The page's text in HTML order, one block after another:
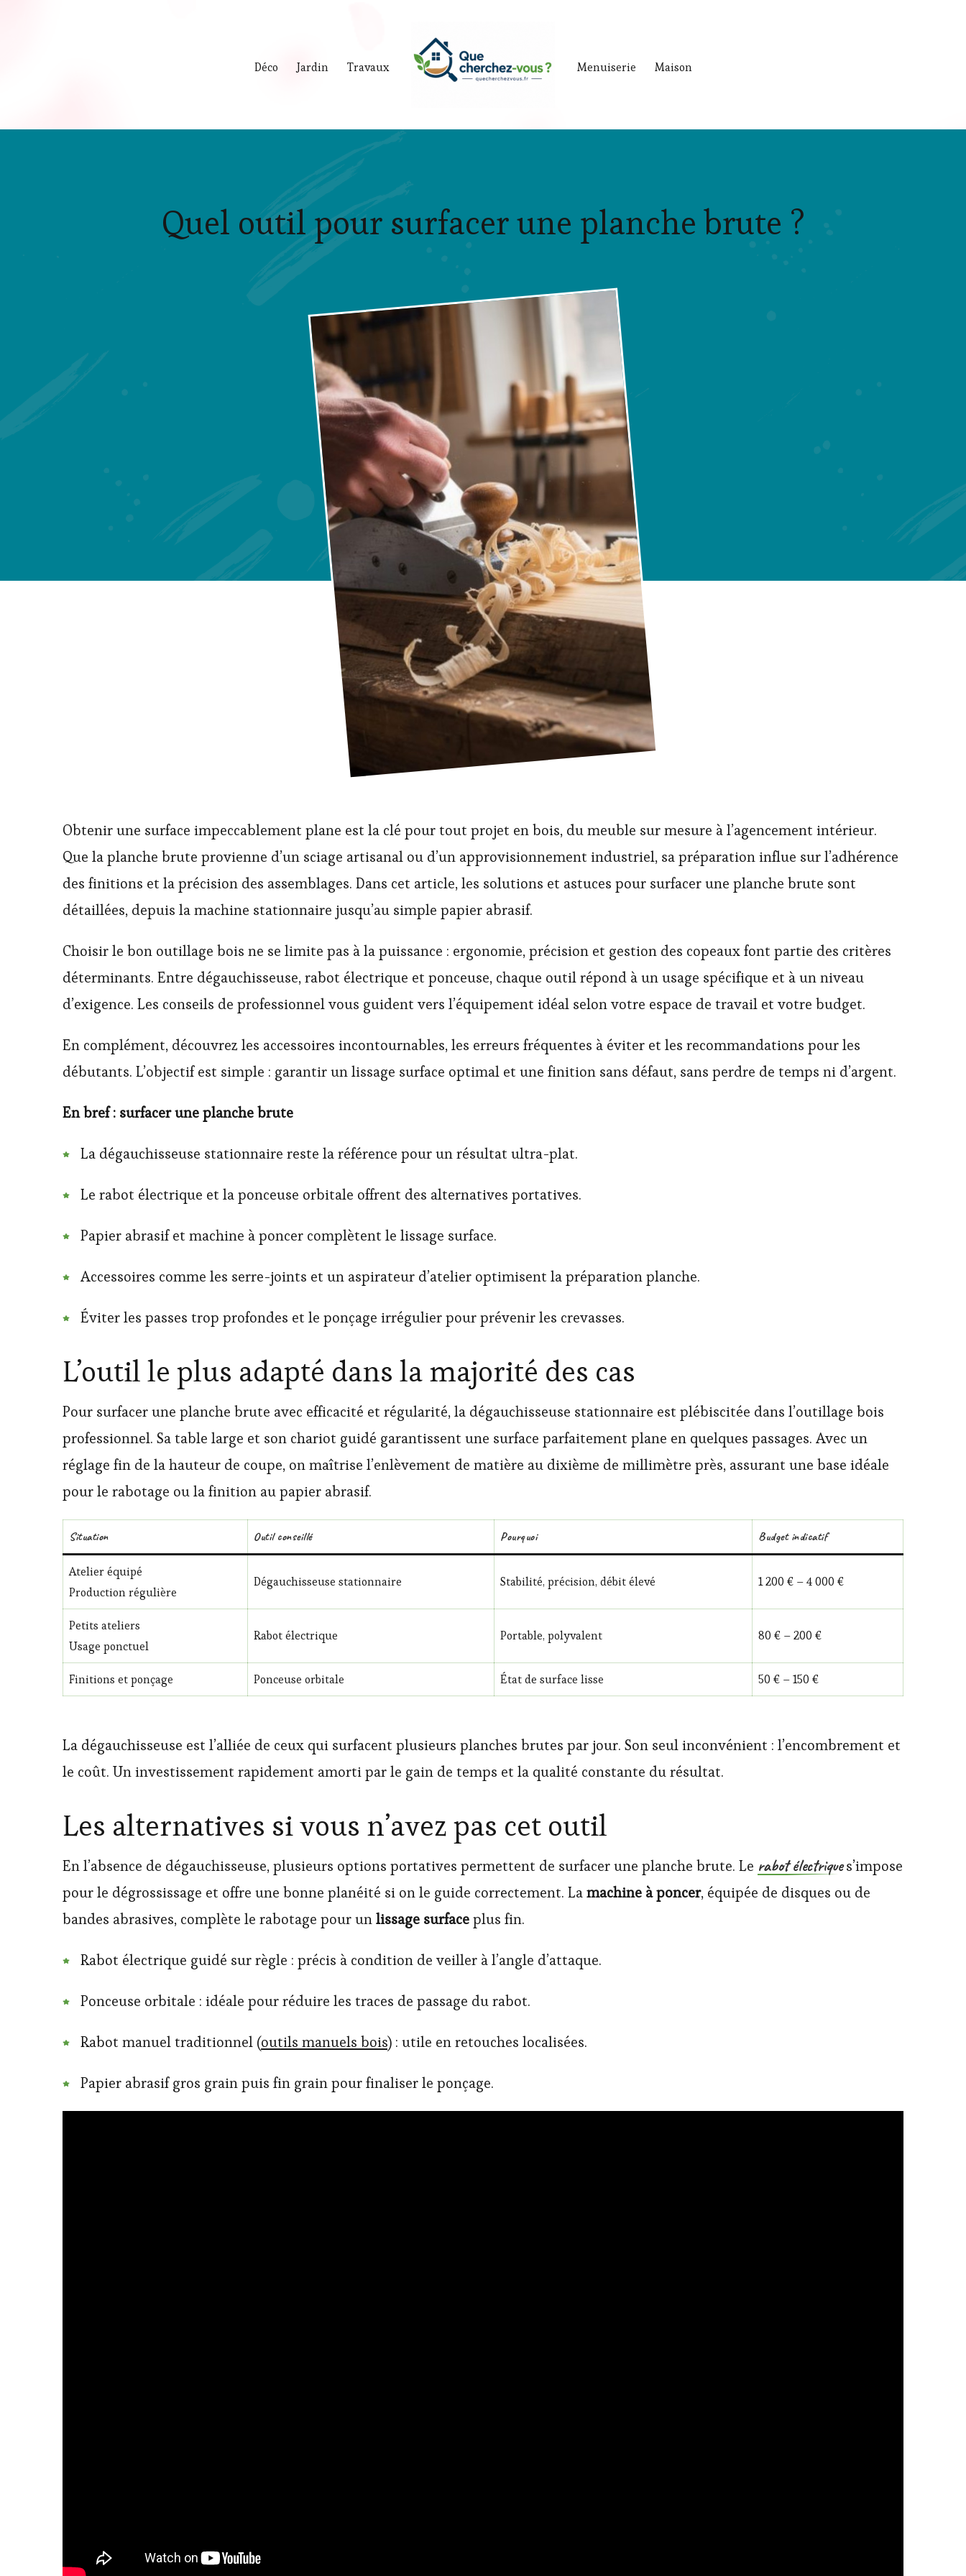
Déco Jardin Travaux Menuiserie Maison
Quel outil pour surfacer une planche brute ?
Obtenir une surface impeccablement plane est la clé pour tout projet en bois, du meuble sur mesure à l’agencement intérieur.
Que la planche brute provienne d’un sciage artisanal ou d’un approvisionnement industriel, sa préparation influe sur l’adhérence
des finitions et la précision des assemblages. Dans cet article, les solutions et astuces pour surfacer une planche brute sont
détaillées, depuis la machine stationnaire jusqu’au simple papier abrasif.
Choisir le bon outillage bois ne se limite pas à la puissance : ergonomie, précision et gestion des copeaux font partie des critères
déterminants. Entre dégauchisseuse, rabot électrique et ponceuse, chaque outil répond à un usage spécifique et à un niveau
d’exigence. Les conseils de professionnel vous guident vers l’équipement idéal selon votre espace de travail et votre budget.
En complément, découvrez les accessoires incontournables, les erreurs fréquentes à éviter et les recommandations pour les
débutants. L’objectif est simple : garantir un lissage surface optimal et une finition sans défaut, sans perdre de temps ni d’argent.
En bref : surfacer une planche brute
La dégauchisseuse stationnaire reste la référence pour un résultat ultra-plat.
Le rabot électrique et la ponceuse orbitale offrent des alternatives portatives.
Papier abrasif et machine à poncer complètent le lissage surface.
Accessoires comme les serre-joints et un aspirateur d’atelier optimisent la préparation planche.
Éviter les passes trop profondes et le ponçage irrégulier pour prévenir les crevasses.
L’outil le plus adapté dans la majorité des cas
Pour surfacer une planche brute avec efficacité et régularité, la dégauchisseuse stationnaire est plébiscitée dans l’outillage bois
professionnel. Sa table large et son chariot guidé garantissent une surface parfaitement plane en quelques passages. Avec un
réglage fin de la hauteur de coupe, on maîtrise l’enlèvement de matière au dixième de millimètre près, assurant une base idéale
pour le rabotage ou la finition au papier abrasif.
Situation Outil conseillé Pourquoi Budget indicatif
Atelier équipé
Production régulière
Dégauchisseuse stationnaire Stabilité, précision, débit élevé 1 200 € – 4 000 €
Petits ateliers
Usage ponctuel
Rabot électrique Portable, polyvalent 80 € – 200 €
Finitions et ponçage Ponceuse orbitale État de surface lisse 50 € – 150 €
La dégauchisseuse est l’alliée de ceux qui surfacent plusieurs planches brutes par jour. Son seul inconvénient : l’encombrement et
le coût. Un investissement rapidement amorti par le gain de temps et la qualité constante du résultat.
Les alternatives si vous n’avez pas cet outil
En l’absence de dégauchisseuse, plusieurs options portatives permettent de surfacer une planche brute. Le rabot électriques’impose
pour le dégrossissage et offre une bonne planéité si on le guide correctement. Lamachine à poncer, équipée de disques ou de
bandes abrasives, complète le rabotage pour unlissage surfaceplus fin.
Rabot électrique guidé sur règle : précis à condition de veiller à l’angle d’attaque.
Ponceuse orbitale : idéale pour réduire les traces de passage du rabot.
Rabot manuel traditionnel (outils manuels bois) : utile en retouches localisées.
Papier abrasif gros grain puis fin grain pour finaliser le ponçage.